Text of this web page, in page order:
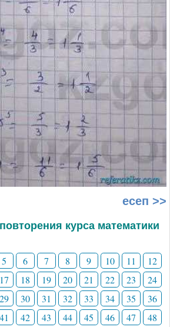
есеп >>
курса математики
5 6 7 8 9 10 11
12
17 18 19 20 21 22 23
24
29 30 31 32 33 34 35
36
41 42 43 44 45 46 47 48